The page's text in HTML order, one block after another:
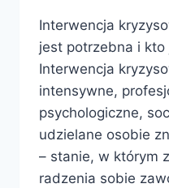
Interwencja
jest potrzebna i
Interwencja
intensywne,
psychologiczne,
udzielane osobie
– stanie, w którym
radzenia sobie